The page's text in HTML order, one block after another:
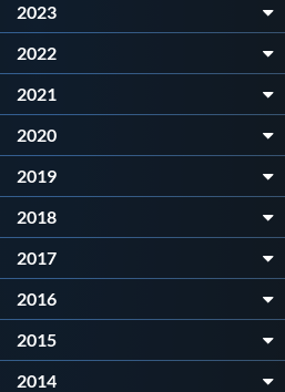
2023
2022
2021
2020
2019
2018
2017
2016
2015
2014